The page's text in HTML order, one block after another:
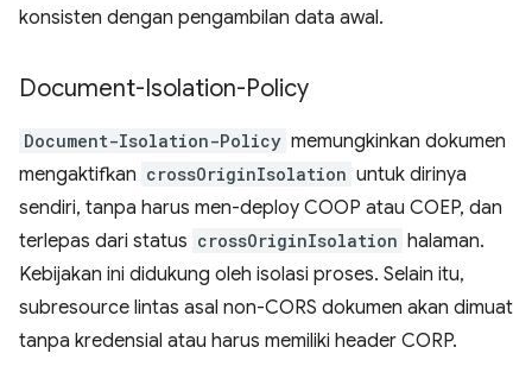
konsisten dengan pengambilan data awal.
Document-Isolation-Policy
Document-Isolation-Policy memungkinkan dokumen
mengaktifkan crossOriginIsolation untuk dirinya
sendiri, tanpa harus men-deploy COOP atau COEP, dan
terlepas dari status crossOriginIsolation halaman.
Kebijakan ini didukung oleh isolasi proses. Selain itu,
subresource lintas asal non-CORS dokumen akan dimuat
tanpa kredensial atau harus memiliki header CORP.